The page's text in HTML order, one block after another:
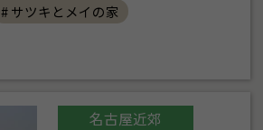
# サツキとメイの家
名古屋近郊